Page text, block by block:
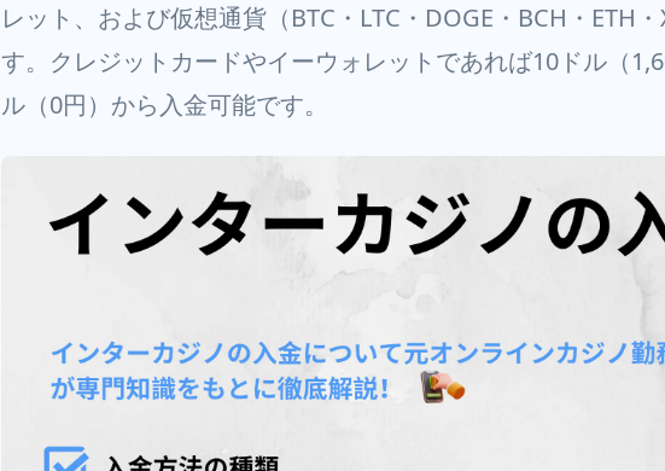
レット、および仮想通貨（BTC・LTC・DOGE・BCH・ETH
す。クレジットカードやイーウォレットであれば10ドル（
ル（0円）から入金可能です。